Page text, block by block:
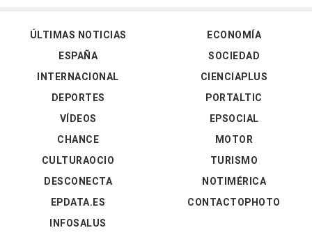
ÚLTIMAS NOTICIAS
ESPAÑA
INTERNACIONAL
DEPORTES
VÍDEOS
ECONOMÍA
SOCIEDAD
CIENCIAPLUS
PORTALTIC
EPSOCIAL
CHANCE
CULTURAOCIO
DESCONECTA
EPDATA.ES
INFOSALUS
MOTOR
TURISMO
NOTIMÉRICA
CONTACTOPHOTO